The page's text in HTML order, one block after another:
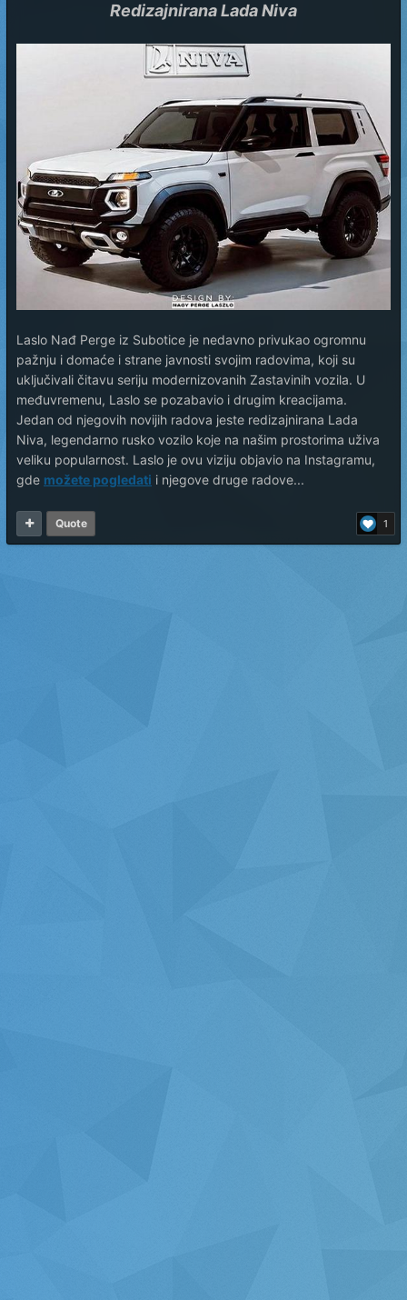
Redizajnirana Lada Niva
Laslo Nađ Perge iz Subotice je nedavno privukao ogromnu
pažnju i domaće i strane javnosti svojim radovima, koji su
uključivali čitavu seriju modernizovanih Zastavinih vozila. U
međuvremenu, Laslo se pozabavio i drugim kreacijama.
Jedan od njegovih novijih radova jeste redizajnirana Lada
Niva, legendarno rusko vozilo koje na našim prostorima uživa
veliku popularnost. Laslo je ovu viziju objavio na Instagramu,
gde možete pogledati i njegove druge radove...
1
Quote